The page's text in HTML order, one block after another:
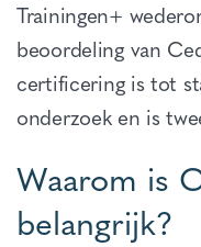
Trainingen+
beoordeling van
certificering is tot
onderzoek en is
Waarom is
belangrijk?